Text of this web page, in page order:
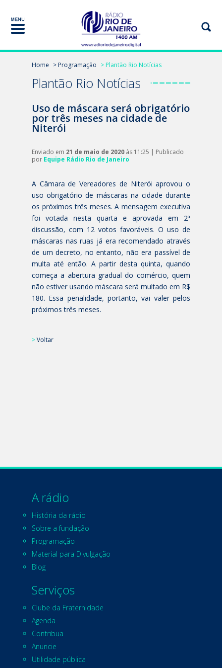
Home > Programação > Plantão Rio Notícias
Plantão Rio Notícias
Uso de máscara será obrigatório
por três meses na cidade de
Niterói
Enviado em 21 de maio de 2020 às 11:25 | Publicado
por Equipe Rádio Rio de Janeiro
A Câmara de Vereadores de Niterói aprovou o
uso obrigatório de máscaras na cidade durante
os próximos três meses. A mensagem executiva
foi votada nesta quarta e aprovada em 2ª
discussão, com 12 votos favoráveis. O uso de
máscaras nas ruas já era recomendado através
de um decreto, no entanto, não era passível de
multa até então. A partir desta quinta, quando
começa a abertura gradual do comércio, quem
não estiver usando máscara será multado em R$
180. Essa penalidade, portanto, vai valer pelos
próximos três meses.
>Voltar
A rádio
História da rádio
Sobre a fundação
Programação
Material para Divulgação
Blog
Serviços
Clube da Fraternidade
Agenda
Contribua
Anuncie
Utilidade pública